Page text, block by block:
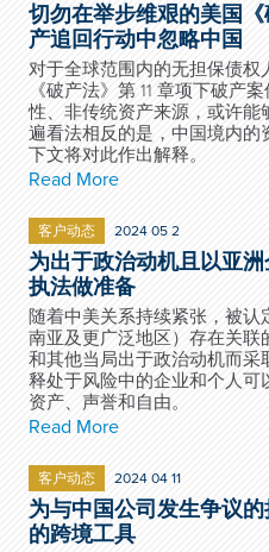
切勿在举步维艰的美国
产追回行动中忽略中国
对于全球范围内的无担保债权
《破产法》第 11 章项下破产
性、非传统资产来源，或许
遍看法相反的是，中国境内的
下文将对此作出解释。
Read More
客户动态 2024 05 2
为出于政治动机且以亚
执法做准备
随着中美关系持续紧张，被
南亚及更广泛地区）存在关联
和其他当局出于政治动机而
释处于风险中的企业和个人
资产、声誉和自由。
Read More
客户动态 2024 04 11
为与中国公司发生争议
的跨境工具